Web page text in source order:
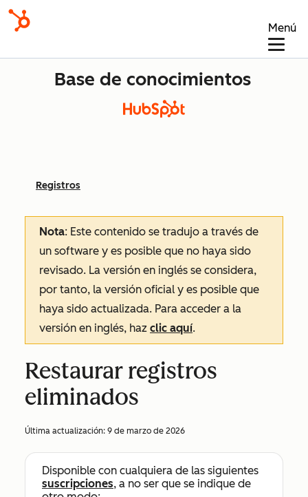
Menú
Base de conocimientos
Registros
Nota: Este contenido se tradujo a través de
un software y es posible que no haya sido
revisado. La versión en inglés se considera,
por tanto, la versión oficial y es posible que
haya sido actualizada. Para acceder a la
versión en inglés, haz clic aquí.
Restaurar registros
eliminados
Última actualización: 9 de marzo de 2026
Disponible con cualquiera de las siguientes
suscripciones, a no ser que se indique de